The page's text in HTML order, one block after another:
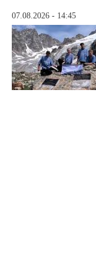
07.08.2026 - 14:45